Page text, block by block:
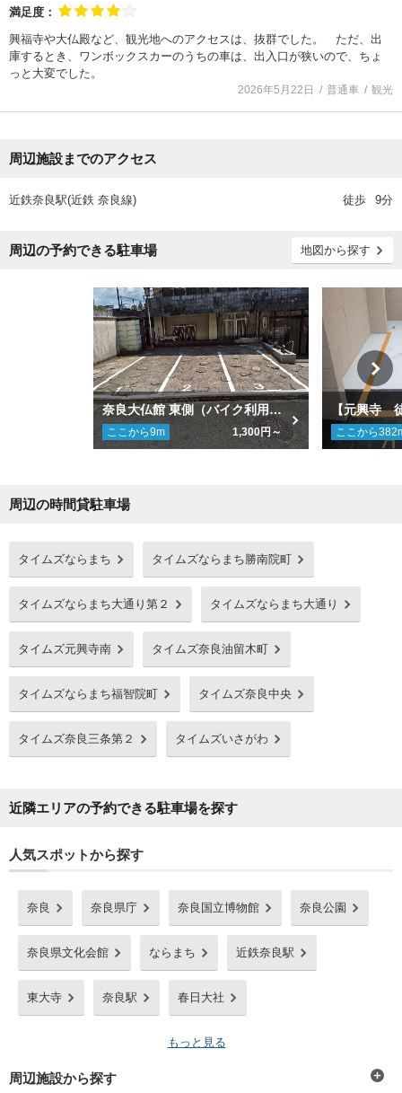
満足度：
興福寺や大仏殿など、観光地へのアクセスは、抜群でした。 ただ、出
庫するとき、ワンボックスカーのうちの車は、出入口が狭いので、ちょ
っと大変でした。
2026年5月22日 普通車 観光
周辺施設までのアクセス
近鉄奈良駅(近鉄 奈良線) 徒歩 9分
周辺の予約できる駐車場 地図から探す
奈良大仏館 東側（バイク利用不可）
ここから9m 1,300円～ ここから382
周辺の時間貸駐車場
タイムズならまち タイムズならまち勝南院町
タイムズならまち大通り第２ タイムズならまち大通り
タイムズ元興寺南 タイムズ奈良油留木町
タイムズならまち福智院町 タイムズ奈良中央
タイムズ奈良三条第２ タイムズいさがわ
近隣エリアの予約できる駐車場を探す
人気スポットから探す
奈良 奈良県庁 奈良国立博物館 奈良公園
奈良県文化会館 ならまち 近鉄奈良駅
東大寺 奈良駅 春日大社
もっと見る
周辺施設から探す